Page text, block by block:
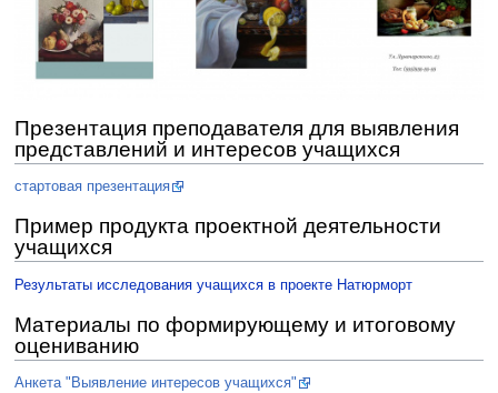
Презентация преподавателя для выявления
представлений и интересов учащихся
стартовая презентация
Пример продукта проектной деятельности
учащихся
Результаты исследования учащихся в проекте Натюрморт
Материалы по формирующему и итоговому
оцениванию
Анкета "Выявление интересов учащихся"